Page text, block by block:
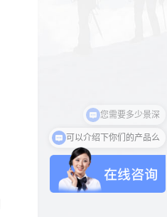
可以介绍下你们的产品么